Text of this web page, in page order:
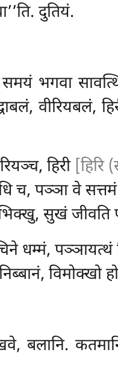
दुतियं.
भगवा
वीरियबलं,
हिरी [हिरि
च, पञ्ञा वे
सुखं जीवति
धम्मं, पञ्ञायत्थं
विमोक्खो
बलानि.